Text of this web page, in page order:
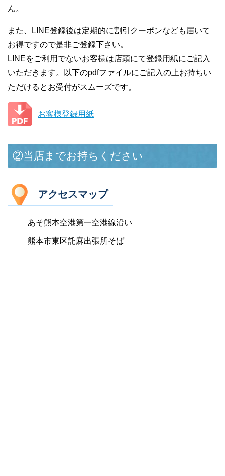
ん。
また、LINE登録後は定期的に割引クーポンなども届いて
お得ですので是非ご登録下さい。
LINEをご利用でないお客様は店頭にて登録用紙にご記入
いただきます。以下のpdfファイルにご記入の上お持ちい
ただけるとお受付がスムーズです。
お客様登録用紙
②当店までお持ちください
アクセスマップ
あそ熊本空港第一空港線沿い
熊本市東区託麻出張所そば